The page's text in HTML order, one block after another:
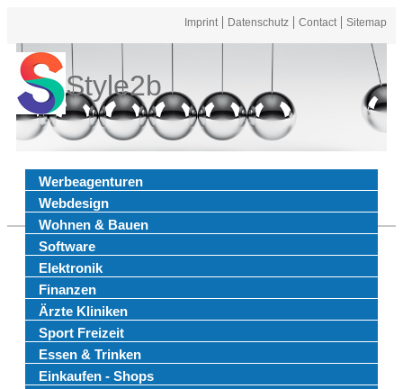
Imprint Datenschutz Contact Sitemap
Style2b
Werbeagenturen
Webdesign
Wohnen & Bauen
Software
Elektronik
Finanzen
Ärzte Kliniken
Sport Freizeit
Essen & Trinken
Einkaufen - Shops